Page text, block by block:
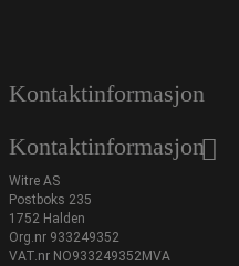
Kontaktinformasjon
Kontaktinformasjon
Witre AS
Postboks 235
1752 Halden
Org.nr 933249352
VAT.nr NO933249352MVA